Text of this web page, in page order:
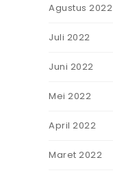
Agustus 2022
Juli 2022
Juni 2022
Mei 2022
April 2022
Maret 2022